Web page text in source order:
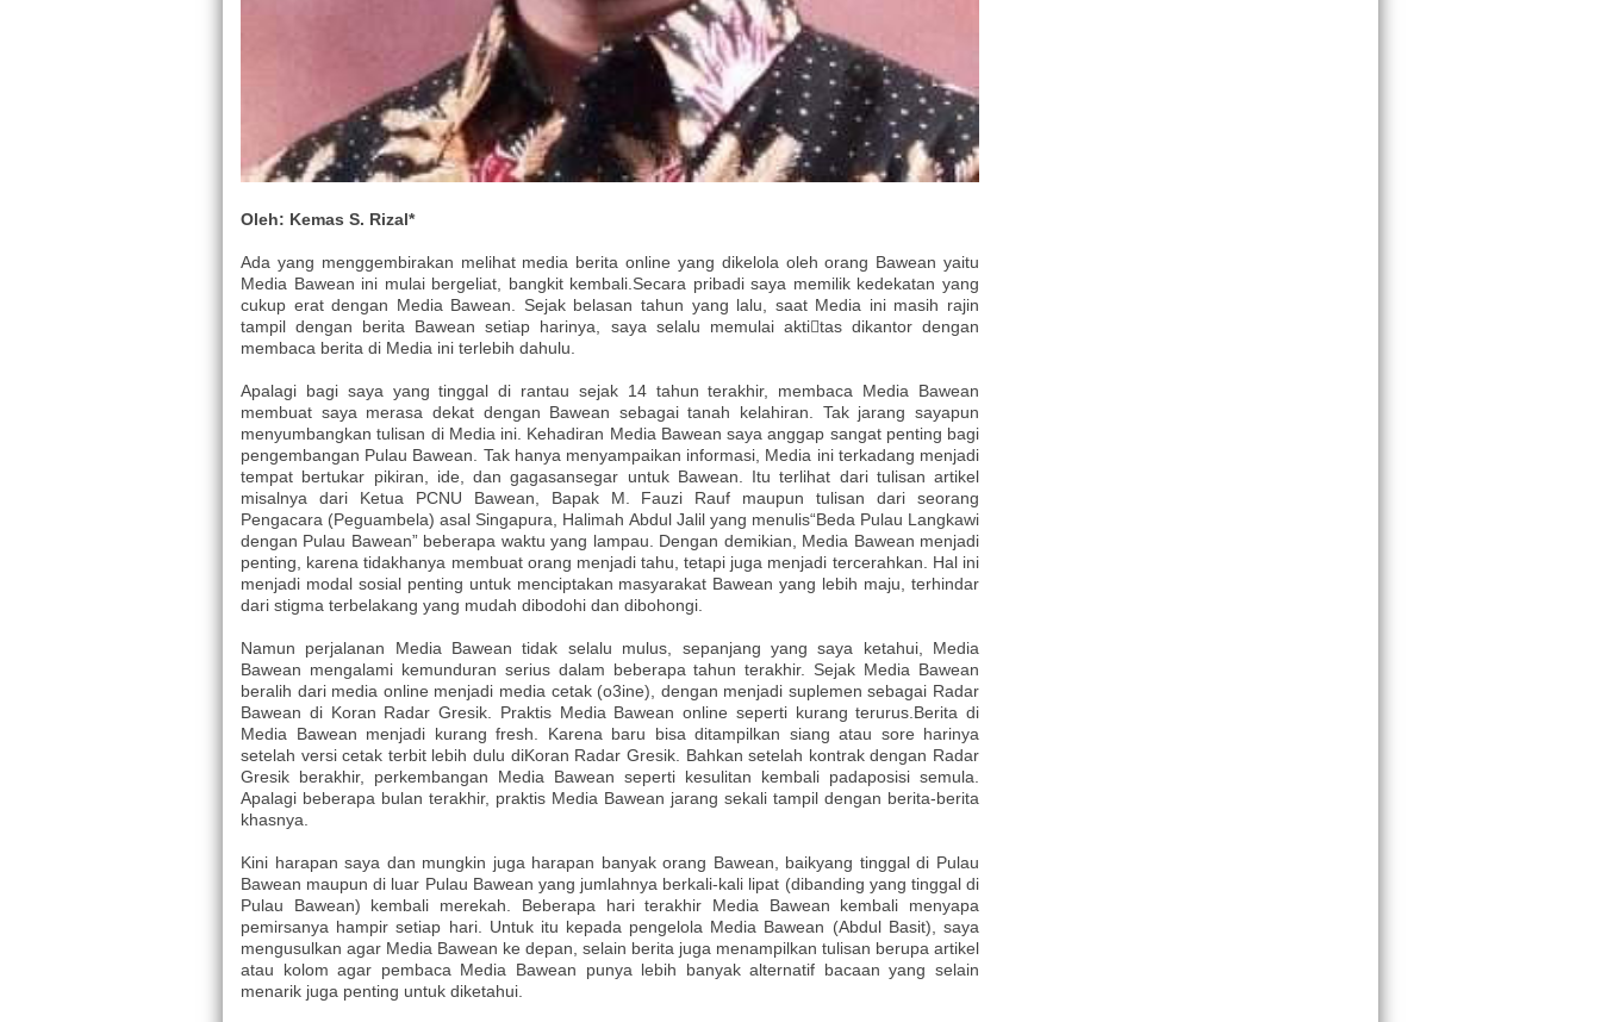
Oleh: Kemas S. Rizal*
Ada yang menggembirakan melihat media berita online yang dikelola oleh orang Bawean yaitu
Media Bawean ini mulai bergeliat, bangkit kembali.Secara pribadi saya memilik kedekatan yang
cukup erat dengan Media Bawean. Sejak belasan tahun yang lalu, saat Media ini masih rajin
tampil dengan berita Bawean setiap harinya, saya selalu memulai aktitas dikantor dengan
membaca berita di Media ini terlebih dahulu.
Apalagi bagi saya yang tinggal di rantau sejak 14 tahun terakhir, membaca Media Bawean
membuat saya merasa dekat dengan Bawean sebagai tanah kelahiran. Tak jarang sayapun
menyumbangkan tulisan di Media ini. Kehadiran Media Bawean saya anggap sangat penting bagi
pengembangan Pulau Bawean. Tak hanya menyampaikan informasi, Media ini terkadang menjadi
tempat bertukar pikiran, ide, dan gagasansegar untuk Bawean. Itu terlihat dari tulisan artikel
misalnya dari Ketua PCNU Bawean, Bapak M. Fauzi Rauf maupun tulisan dari seorang
Pengacara (Peguambela) asal Singapura, Halimah Abdul Jalil yang menulis“Beda Pulau Langkawi
dengan Pulau Bawean” beberapa waktu yang lampau. Dengan demikian, Media Bawean menjadi
penting, karena tidakhanya membuat orang menjadi tahu, tetapi juga menjadi tercerahkan. Hal ini
menjadi modal sosial penting untuk menciptakan masyarakat Bawean yang lebih maju, terhindar
dari stigma terbelakang yang mudah dibodohi dan dibohongi.
Namun perjalanan Media Bawean tidak selalu mulus, sepanjang yang saya ketahui, Media
Bawean mengalami kemunduran serius dalam beberapa tahun terakhir. Sejak Media Bawean
beralih dari media online menjadi media cetak (o3ine), dengan menjadi suplemen sebagai Radar
Bawean di Koran Radar Gresik. Praktis Media Bawean online seperti kurang terurus.Berita di
Media Bawean menjadi kurang fresh. Karena baru bisa ditampilkan siang atau sore harinya
setelah versi cetak terbit lebih dulu diKoran Radar Gresik. Bahkan setelah kontrak dengan Radar
Gresik berakhir, perkembangan Media Bawean seperti kesulitan kembali padaposisi semula.
Apalagi beberapa bulan terakhir, praktis Media Bawean jarang sekali tampil dengan berita-berita
khasnya.
Kini harapan saya dan mungkin juga harapan banyak orang Bawean, baikyang tinggal di Pulau
Bawean maupun di luar Pulau Bawean yang jumlahnya berkali-kali lipat (dibanding yang tinggal di
Pulau Bawean) kembali merekah. Beberapa hari terakhir Media Bawean kembali menyapa
pemirsanya hampir setiap hari. Untuk itu kepada pengelola Media Bawean (Abdul Basit), saya
mengusulkan agar Media Bawean ke depan, selain berita juga menampilkan tulisan berupa artikel
atau kolom agar pembaca Media Bawean punya lebih banyak alternatif bacaan yang selain
menarik juga penting untuk diketahui.